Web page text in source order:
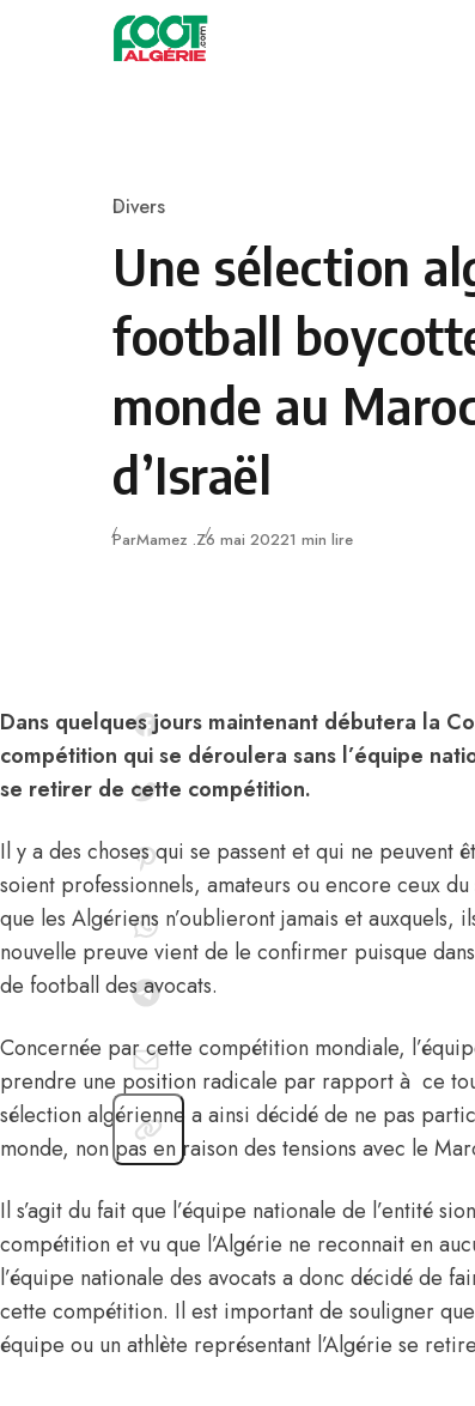
Skip to content
Category
Divers
Une sélection
football
monde au
d’Israël
ParMamez .ZPublié
6 mai 20221 min lire
Dans quelques jours maintenant débutera la
compétition qui se déroulera sans l’équipe
se retirer de cette compétition.
Il y a des choses qui se passent et qui ne peuvent
soient professionnels, amateurs ou encore ceux
que les Algériens n’oublieront jamais et auxquels,
nouvelle preuve vient de le confirmer puisque
de football des avocats.
Concernée par cette compétition mondiale,
prendre une position radicale par rapport à ce
sélection algérienne a ainsi décidé de ne pas
monde, non pas en raison des tensions avec le
Il s’agit du fait que l’équipe nationale de l’entité
compétition et vu que l’Algérie ne reconnait en
l’équipe nationale des avocats a donc décidé de
cette compétition. Il est important de souligner que
équipe ou un athlète représentant l’Algérie se